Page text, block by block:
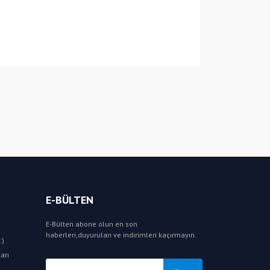
E-BÜLTEN
E-Bülten abone olun en son
haberleri,duyuruları ve indirimleri kaçırmayın.